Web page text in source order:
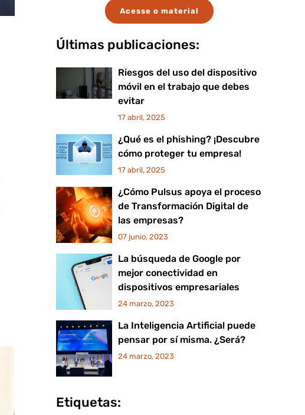
Acesse o material
Últimas publicaciones:
Riesgos del uso del dispositivo
móvil en el trabajo que debes
evitar
17 abril, 2025
¿Qué es el phishing? ¡Descubre
cómo proteger tu empresa!
17 abril, 2025
¿Cómo Pulsus apoya el proceso
de Transformación Digital de
las empresas?
07 junio, 2023
La búsqueda de Google por
mejor conectividad en
dispositivos empresariales
24 marzo, 2023
La Inteligencia Artificial puede
pensar por sí misma. ¿Será?
24 marzo, 2023
Etiquetas: